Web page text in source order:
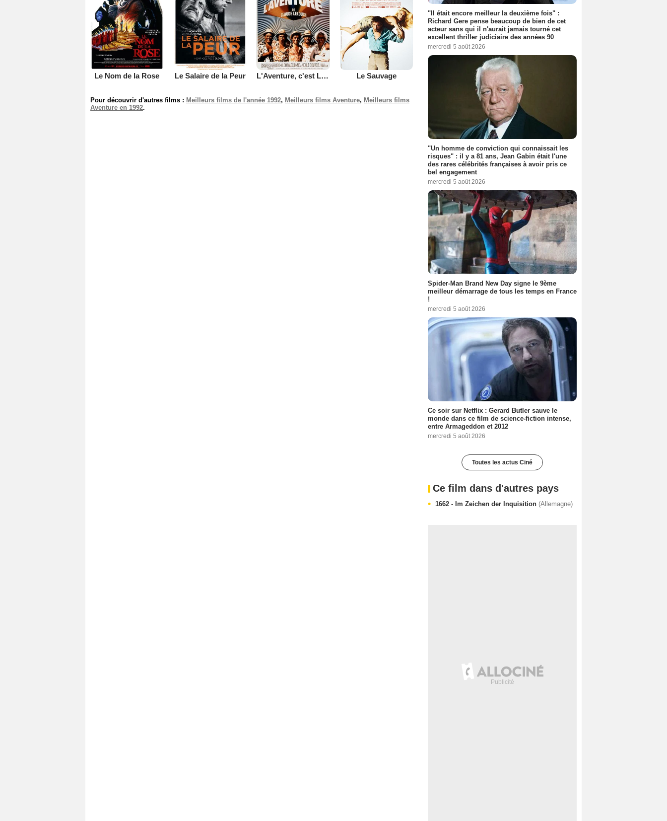
Le Nom de la Rose Le Salaire de la Peur L'Aventure, c'est L'Aventure Le Sauvage
Pour découvrir d'autres films : Meilleurs films de l'année 1992, Meilleurs films Aventure, Meilleurs films
Aventure en 1992.
"Il était encore meilleur la deuxième fois" :
Richard Gere pense beaucoup de bien de cet
acteur sans qui il n'aurait jamais tourné cet
excellent thriller judiciaire des années 90
mercredi 5 août 2026
"Un homme de conviction qui connaissait les
risques" : il y a 81 ans, Jean Gabin était l'une
des rares célébrités françaises à avoir pris ce
bel engagement
mercredi 5 août 2026
Spider-Man Brand New Day signe le 9ème
meilleur démarrage de tous les temps en France
!
mercredi 5 août 2026
Ce soir sur Netflix : Gerard Butler sauve le
monde dans ce film de science-fiction intense,
entre Armageddon et 2012
mercredi 5 août 2026
Toutes les actus Ciné
Ce film dans d'autres pays
1662 - Im Zeichen der Inquisition (Allemagne)